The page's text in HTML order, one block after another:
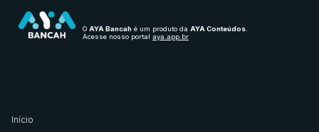
O AYA Bancah é um produto da AYA Conteúdos
Acesse nosso portal aya.app.br
Início